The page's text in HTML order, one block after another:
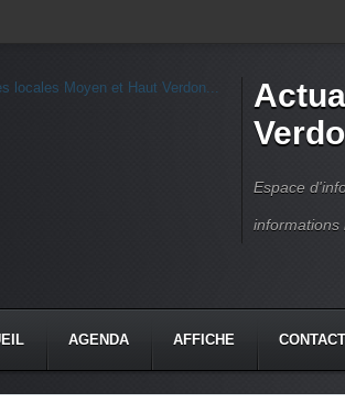
Espace
informations
AGENDA AFFICHE CONTACT